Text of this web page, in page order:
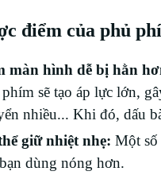
điểm của phủ
màn hình dễ bị hằn
sẽ tạo áp lực lớn,
nhiều... Khi đó, dấu
giữ nhiệt nhẹ: Một số
dùng nóng hơn.